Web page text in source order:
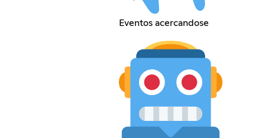
Eventos acercandose